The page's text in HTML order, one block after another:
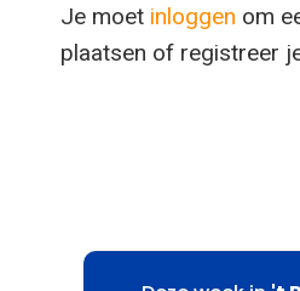
Je moet inloggen om
plaatsen of registreer